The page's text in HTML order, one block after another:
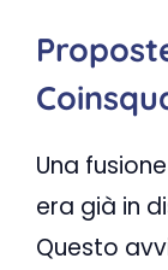
Una
era già in
Questo